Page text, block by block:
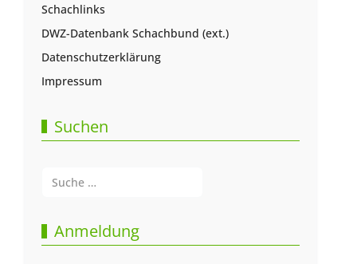
Schachlinks
DWZ-Datenbank Schachbund (ext.)
Datenschutzerklärung
Impressum
Suchen
Anmeldung